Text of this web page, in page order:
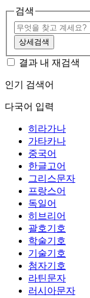
검색
상세검색
결과 내 재검색
인기 검색어
다국어 입력
히라가나
가타카나
중국어
한글고어
그리스문자
프랑스어
독일어
히브리어
괄호기호
학술기호
기술기호
첨자기호
라틴문자
러시아문자